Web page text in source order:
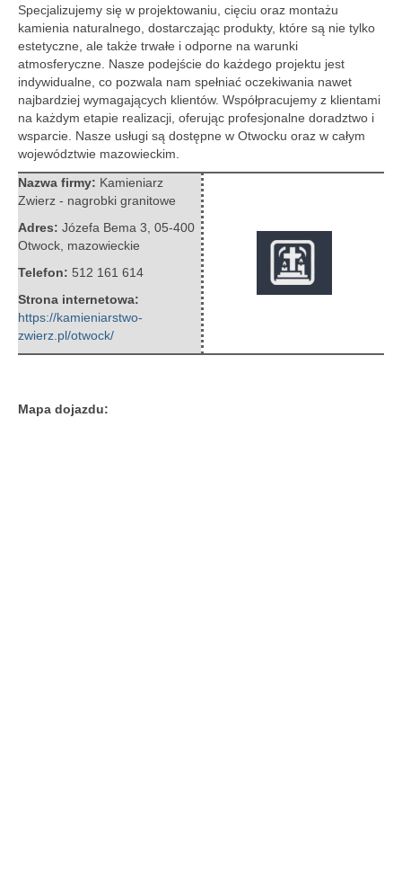
Specjalizujemy się w projektowaniu, cięciu oraz montażu
kamienia naturalnego, dostarczając produkty, które są nie tylko
estetyczne, ale także trwałe i odporne na warunki
atmosferyczne. Nasze podejście do każdego projektu jest
indywidualne, co pozwala nam spełniać oczekiwania nawet
najbardziej wymagających klientów. Współpracujemy z klientami
na każdym etapie realizacji, oferując profesjonalne doradztwo i
wsparcie. Nasze usługi są dostępne w Otwocku oraz w całym
województwie mazowieckim.
Nazwa firmy: Kamieniarz
Zwierz - nagrobki granitowe
Adres: Józefa Bema 3 05-400
Otwock mazowieckie
Telefon: 512 161 614
Strona internetowa:
https://kamieniarstwo-
zwierz.pl/otwock/
Mapa dojazdu: